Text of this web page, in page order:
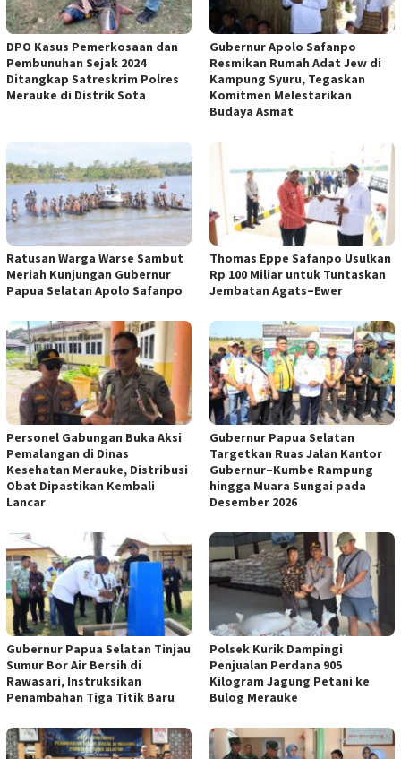
DPO Kasus Pemerkosaan dan
Pembunuhan Sejak 2024
Ditangkap Satreskrim Polres
Merauke di Distrik Sota
Gubernur Apolo Safanpo
Resmikan Rumah Adat Jew di
Kampung Syuru, Tegaskan
Komitmen Melestarikan
Budaya Asmat
Ratusan Warga Warse Sambut
Meriah Kunjungan Gubernur
Papua Selatan Apolo Safanpo
Thomas Eppe Safanpo Usulkan
Rp 100 Miliar untuk Tuntaskan
Jembatan Agats–Ewer
Personel Gabungan Buka Aksi
Pemalangan di Dinas
Kesehatan Merauke, Distribusi
Obat Dipastikan Kembali
Lancar
Gubernur Papua Selatan
Targetkan Ruas Jalan Kantor
Gubernur–Kumbe Rampung
hingga Muara Sungai pada
Desember 2026
Gubernur Papua Selatan Tinjau
Sumur Bor Air Bersih di
Rawasari, Instruksikan
Penambahan Tiga Titik Baru
Polsek Kurik Dampingi
Penjualan Perdana 905
Kilogram Jagung Petani ke
Bulog Merauke